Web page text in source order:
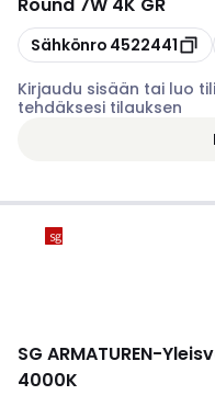
Kopioi
Sähkönro 4522441
Kirjaudu sisään tai luo
tehdäksesi tilauksen
SG ARMATUREN-
4000K